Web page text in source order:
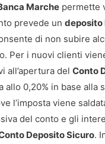
Marche permette
prevede un deposito
di non subire
Per i nuovi clienti
all’apertura del Conto
0,20% in base alla
l’imposta viene
del conto e gli
Deposito Sicuro.